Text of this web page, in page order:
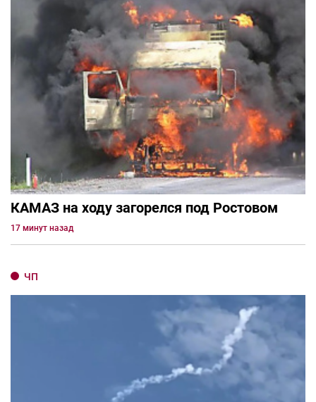
КАМАЗ на ходу загорелся под Ростовом
17 минут назад
ЧП